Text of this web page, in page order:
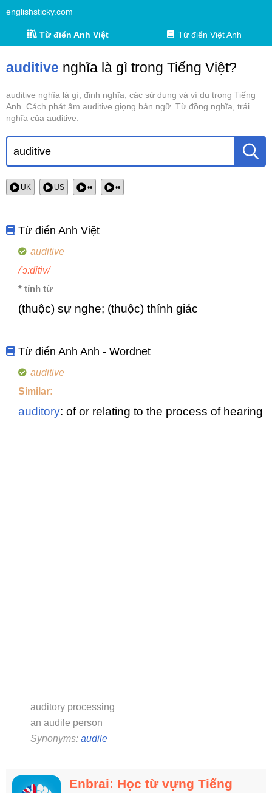
englishsticky.com
Từ điển Anh Việt Từ điển Việt Anh
auditive nghĩa là gì trong Tiếng Việt?
auditive nghĩa là gì, định nghĩa, các sử dụng và ví dụ trong Tiếng
Anh. Cách phát âm auditive giọng bản ngữ. Từ đồng nghĩa, trái
nghĩa của auditive.
UK US •• ••
Từ điển Anh Việt
auditive
/'ɔ:ditiv/
* tính từ
(thuộc) sự nghe; (thuộc) thính giác
Từ điển Anh Anh - Wordnet
auditive
Similar:
auditory: of or relating to the process of hearing
auditory processing
an audile person
Synonyms: audile
Enbrai: Học từ vựng Tiếng